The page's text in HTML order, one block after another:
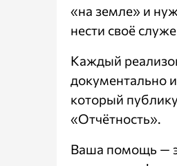
«на земле» и
нести своё
Каждый
документально
который
«Отчётность».
Ваша помощь —